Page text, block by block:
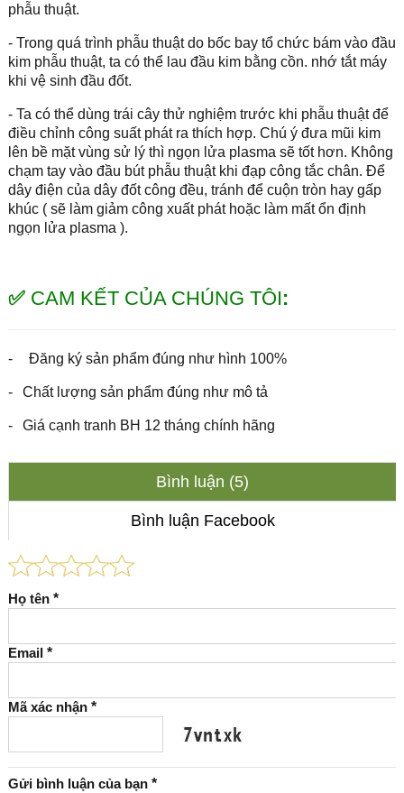
phẫu thuật.
- Trong quá trình phẫu thuật do bốc bay tổ chức bám vào đầu
kim phẫu thuật, ta có thể lau đầu kim bằng cồn. nhớ tắt máy
khi vệ sinh đầu đốt.
- Ta có thể dùng trái cây thử nghiệm trước khi phẫu thuật để
điều chỉnh công suất phát ra thích hợp. Chú ý đưa mũi kim
lên bề mặt vùng sử lý thì ngọn lửa plasma sẽ tốt hơn. Không
chạm tay vào đầu bút phẫu thuật khi đạp công tắc chân. Để
dây điện của dây đốt công đều, tránh để cuộn tròn hay gấp
khúc ( sẽ làm giảm công xuất phát hoặc làm mất ổn định
ngọn lửa plasma ).
✅ CAM KẾT CỦA CHÚNG TÔI:
- Đăng ký sản phẩm đúng như hình 100%
- Chất lượng sản phẩm đúng như mô tả
- Giá cạnh tranh BH 12 tháng chính hãng
Bình luận (5)
Bình luận Facebook
Họ tên *
Email *
Mã xác nhận *
Gửi bình luận của bạn *